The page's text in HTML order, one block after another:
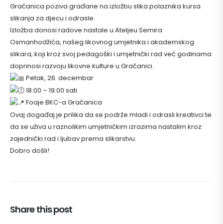
Gračanica poziva građane na izložbu slika polaznika kursa
slikanja za djecu i odrasle.
Izložba donosi radove nastale u Ateljeu Semira
Osmanhodžića, našeg likovnog umjetnika i akademskog
slikara, koji kroz svoj pedagoški i umjetnički rad već godinama
doprinosi razvoju likovne kulture u Gračanici.
Petak, 26. decembar
18:00 – 19:00 sati
Foaje BKC-a Gračanica
Ovaj događaj je prilika da se podrže mladi i odrasli kreativci te
da se uživa u raznolikim umjetničkim izrazima nastalim kroz
zajednički rad i ljubav prema slikarstvu.
Dobro došli!
Share this post